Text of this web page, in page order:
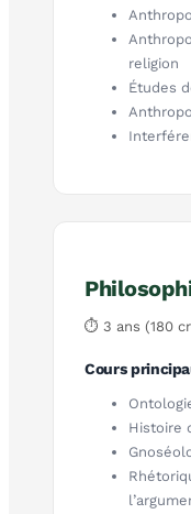
religion
Études
⏱ 3 ans (180
Cours
Histoire